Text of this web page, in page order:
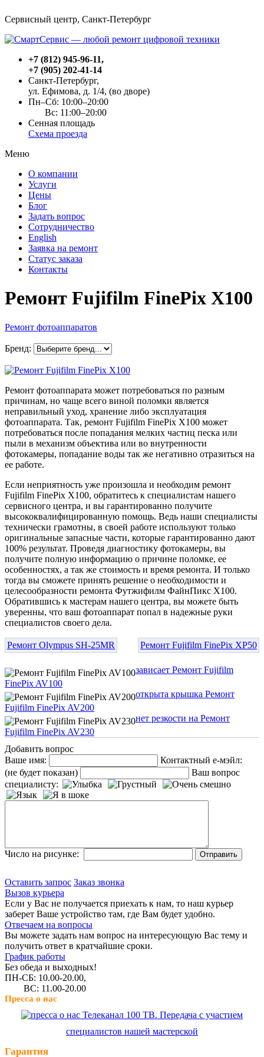
Сервисный центр, Cанкт-Петербург
+7 (812) 945-96-11,
+7 (905) 202-41-14
Санкт-Петербург,
ул. Ефимова, д. 1/4, (во дворе)
Пн–Сб: 10:00–20:00
Вс: 11:00–20:00
Сенная площадь
Схема проезда
Меню
О компании
Услуги
Цены
Блог
Задать вопрос
Сотрудничество
English
Заявка на ремонт
Статус заказа
Контакты
Ремонт Fujifilm FinePix X100
Ремонт фотоаппаратов
Бренд:
Ремонт фотоаппарата может потребоваться по разным
причинам, но чаще всего виной поломки является
неправильный уход, хранение либо эксплуатация
фотоаппарата. Так, ремонт Fujifilm FinePix X100 может
потребоваться после попадания мелких частиц песка или
пыли в механизм объектива или во внутренности
фотокамеры, попадание воды так же негативно отразиться на
ее работе.
Если неприятность уже произошла и необходим ремонт
Fujifilm FinePix X100, обратитесь к специалистам нашего
сервисного центра, и вы гарантированно получите
высококвалифицированную помощь. Ведь наши специалисты
технически грамотны, в своей работе используют только
оригинальные запасные части, которые гарантированно дают
100% результат. Проведя диагностику фотокамеры, вы
получите полную информацию о причине поломке, ее
особенностях, а так же стоимость и время ремонта. И только
тогда вы сможете принять решение о необходимости и
целесообразности ремонта Футжифилм ФайнПикс Х100.
Обратившись к мастерам нашего центра, вы можете быть
уверенны, что ваш фотоаппарат попал в надежные руки
специалистов своего дела.
Ремонт Olympus SH-25MR Ремонт Fujifilm FinePix XP50
зависает Ремонт Fujifilm
FinePix AV100
открыта крышка Ремонт
Fujifilm FinePix AV200
нет резкости на Ремонт
Fujifilm FinePix AV230
Добавить вопрос
Ваше имя:
Контактный е-мэйл:
(не будет показан)
Ваш вопрос
специалисту:
Число на рисунке:
Оставить запрос Заказ звонка
Вызов курьера
Если у Вас не получается приехать к нам, то наш курьер
заберет Ваше устройство там, где Вам будет удобно.
Отвечаем на вопросы
Вы можете задать нам вопрос на интересующую Вас тему и
получить ответ в кратчайшие сроки.
График работы
Без обеда и выходных!
ПН-СБ: 10.00-20.00,
ВС: 11.00-20.00
Пресса о нас
Телеканал 100 ТВ. Передача с участием
специалистов нашей мастерской
Гарантия